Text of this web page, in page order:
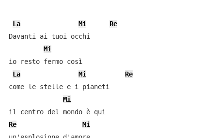
La Mi
Re
Davanti ai tuoi occhi
Mi
io resto fermo così
La
Mi
Re
come le stelle e i pianeti
Mi
Re
Mi